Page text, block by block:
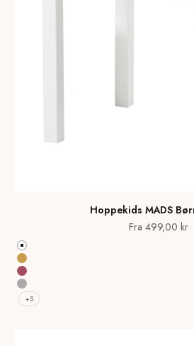
Hoppekids MADS
Salgspris
Fra 499,00 kr
Hvid
Autumn Yellow
Baroque Rose
Dove Grey
+5